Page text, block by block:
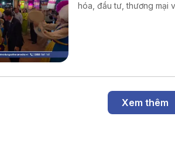
hóa, đầu tư, thương mại
Xem thêm